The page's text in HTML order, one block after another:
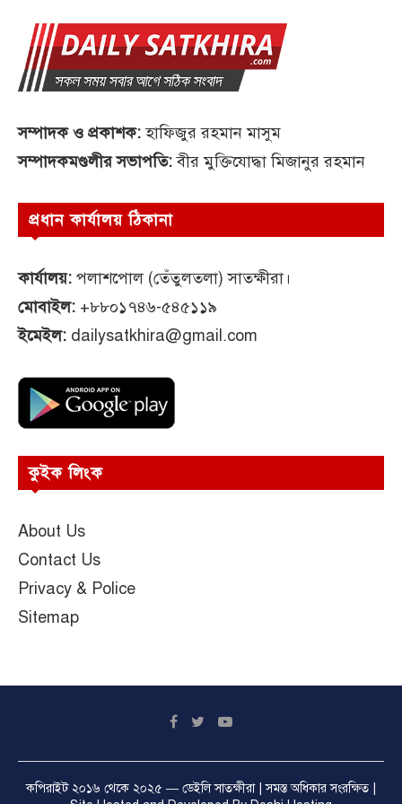
সম্পাদক ও প্রকাশক:হাফিজুর রহমান মাসুম
সম্পাদকমণ্ডলীর সভাপতি:বীর মুক্তিযোদ্ধা মিজানুর রহমান
প্রধান কার্যালয় ঠিকানা
কার্যালয়: পলাশপোল (তেঁতুলতলা) সাতক্ষীরা।
মোবাইল: +৮৮০১৭৪৬-৫৪৫১১৯
ইমেইল: dailysatkhira@gmail.com
কুইক লিংক
About Us
Contact Us
Privacy & Police
Sitemap
কপিরাইট ২০১৬ থেকে ২০২৫ — ডেইলি সাতক্ষীরা| সমস্ত অধিকার সংরক্ষিত |